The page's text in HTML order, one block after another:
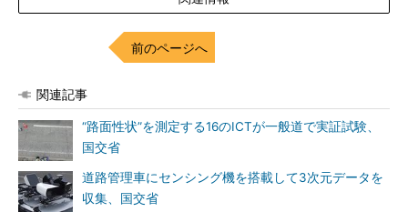
前のページへ
関連記事
“路面性状”を測定する16のICTが一般道で実証試験、
国交省
道路管理車にセンシング機を搭載して3次元データを
収集、国交省